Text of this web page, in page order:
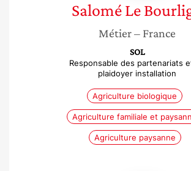
Salomé Le
Métier– France
SOL
Responsable des partenariats
plaidoyer installation
Agriculture biologique
Agriculture familiale et
Agriculture paysanne